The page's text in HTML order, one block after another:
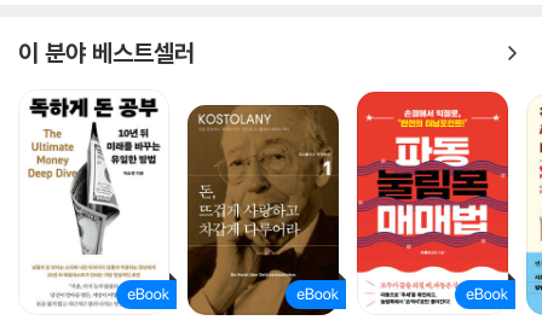
여기서 잠깐_해외 주식을 매매할 때 고려할 점
Q&A 투자처방
강샘의 투자원칙 멘토링_투자의 시야를 넓히세요
Chapter 7. 초보딱지 완전 떼기_선물, 옵션 등 파생상품
이 분야 베스트셀러